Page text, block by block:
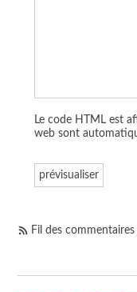
Le code HTML est
web sont
Fil des